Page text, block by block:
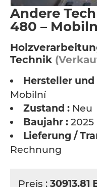
Andere
480 –
Technik
Hersteller und
Mobilní
Zustand : Neu
Baujahr : 2025
Lieferung /
Rechnung
Preis : 30913.81